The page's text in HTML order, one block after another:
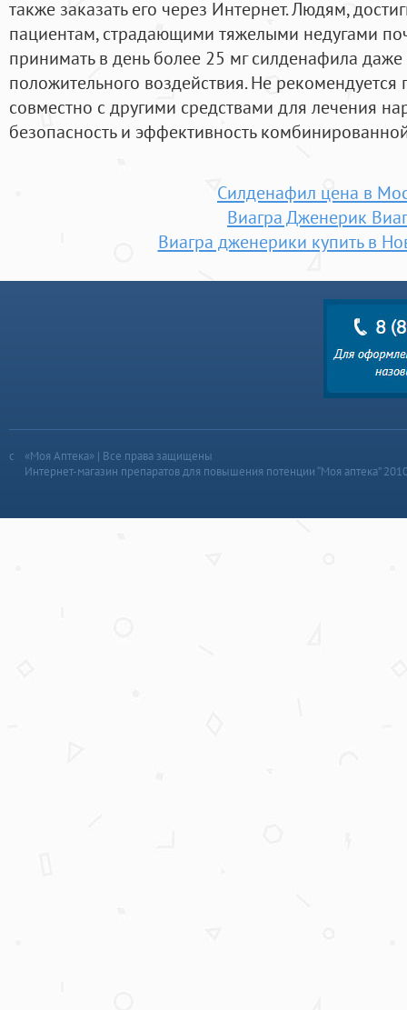
также заказать его через Интернет. Людям,
пациентам, страдающими тяжелыми недугами
принимать в день более 25 мг силденафила даже
положительного воздействия. Не рекомендуется
совместно с другими средствами для лечения
безопасность и эффективность
Силденафил цена в
Виагра Дженерик
Виагра дженерики купить в
«Моя Аптека» | Все права защищены
Интернет-магазин препаратов для повышения потенции “Моя аптека”